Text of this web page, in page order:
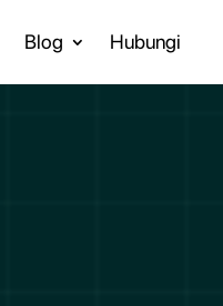
Blog Hubungi